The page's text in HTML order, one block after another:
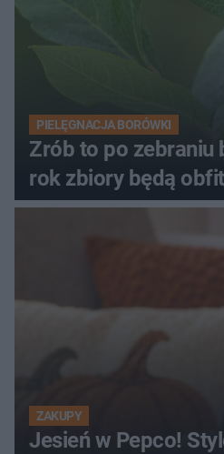
PIELĘGNACJA BORÓWKI
Zrób to po zebraniu
rok zbiory będą
ZAKUPY
Jesień w Pepco!